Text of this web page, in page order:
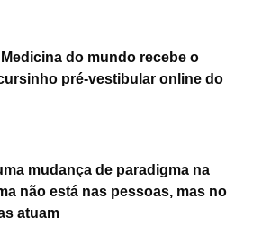
do mundo recebe o
pré-vestibular online do
mudança de paradigma na
não está nas pessoas, mas no
atuam